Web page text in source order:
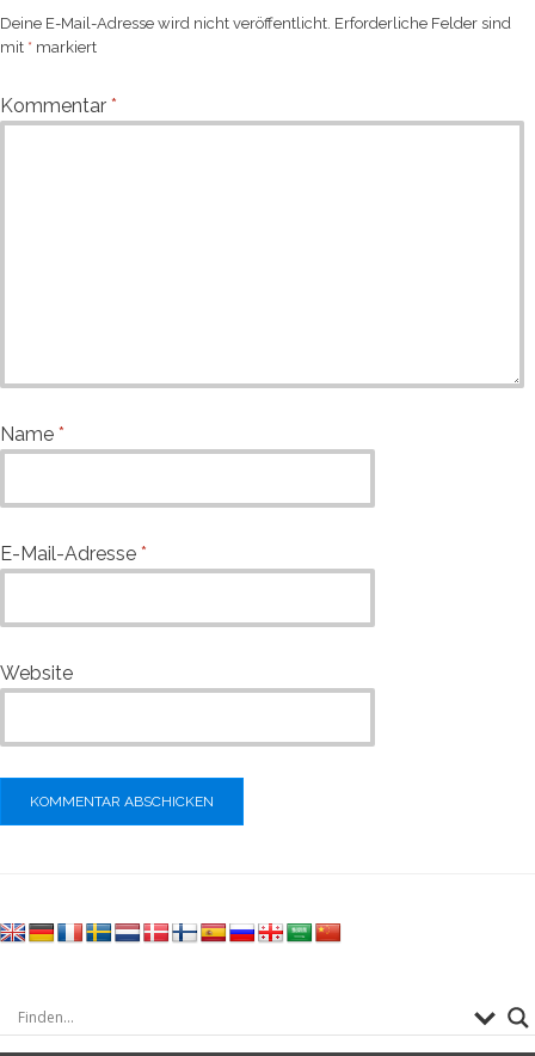
Deine E-Mail-Adresse wird nicht veröffentlicht. Erforderliche Felder sind
mit * markiert
Kommentar *
Name *
E-Mail-Adresse *
Website